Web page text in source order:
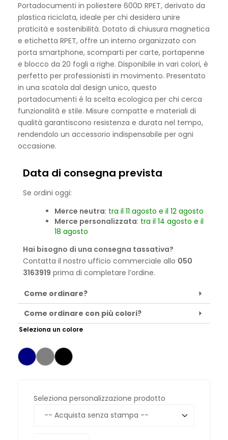
Portadocumenti in poliestere 600D RPET, derivato da
plastica riciclata, ideale per chi desidera unire
praticità e sostenibilità. Dotato di chiusura magnetica
e etichetta RPET, offre un interno organizzato con
porta smartphone, scomparti per carte, portapenne
e blocco da 20 fogli a righe. Disponibile in vari colori, è
perfetto per professionisti in movimento. Presentato
in una scatola dal design unico, questo
portadocumenti è la scelta ecologica per chi cerca
funzionalità e stile. Misure compatte e materiali di
qualità garantiscono resistenza e durata nel tempo,
rendendolo un accessorio indispensabile per ogni
occasione.
Data di consegna prevista
Se ordini oggi:
Merce neutra: tra il 11 agosto e il 12 agosto
Merce personalizzata: tra il 14 agosto e il
18 agosto
Hai bisogno di una consegna tassativa?
Contatta il nostro ufficio commerciale allo 050
3163919 prima di completare l’ordine.
Come ordinare?
Come ordinare con più colori?
Seleziona un colore
Seleziona personalizzazione prodotto